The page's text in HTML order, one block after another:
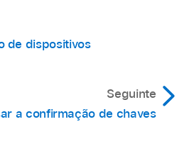
de dispositivos
Seguinte
a confirmação de chaves